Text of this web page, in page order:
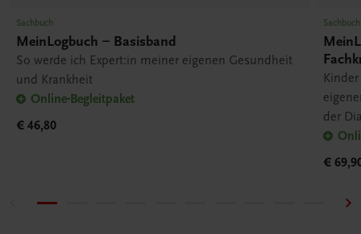
Sachbuch
MeinLogbuch – Basisband
So werde ich Expert:in meiner eigenen Gesundheit
und Krankheit
Online-Begleitpaket
€ 46,80
Sachbuch
der
€